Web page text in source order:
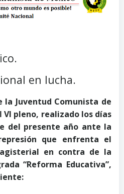
en lucha.
la Juventud Comunista de
VI pleno, realizado los días
del presente año ante la
que enfrenta el
en contra de la
“Reforma Educativa”,